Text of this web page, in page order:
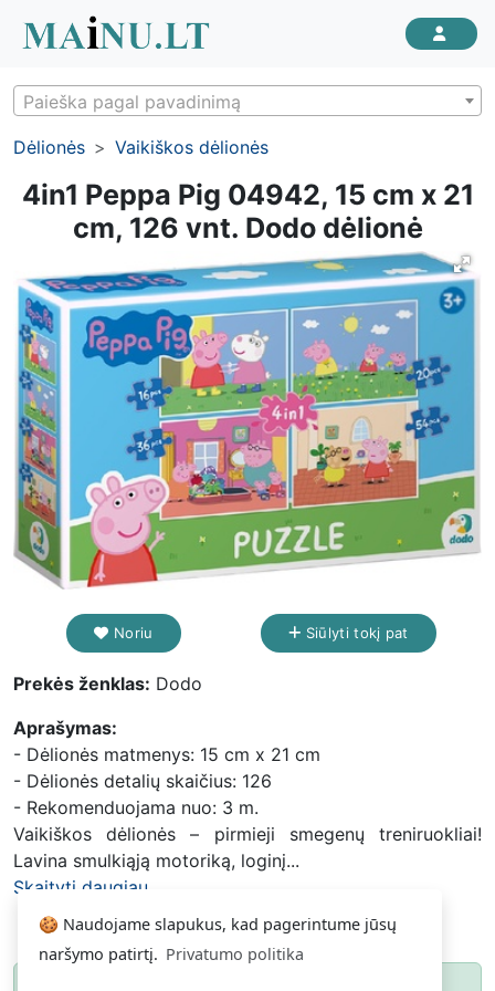
🍪 Naudojame slapukus, kad pagerintume jūsų
naršymo patirtį. Privatumo politika
Paieška pagal pavadinimą
Dėlionės Vaikiškos dėlionės
4in1 Peppa Pig 04942, 15 cm x 21
cm, 126 vnt. Dodo dėlionė
Noriu Siūlyti tokį pat
Prekės ženklas: Dodo
Aprašymas:
- Dėlionės matmenys: 15 cm x 21 cm
- Dėlionės detalių skaičius: 126
- Rekomenduojama nuo: 3 m.
Vaikiškos dėlionės – pirmieji smegenų treniruokliai!
Lavina smulkiąją motoriką, loginį...
Skaityti daugiau...